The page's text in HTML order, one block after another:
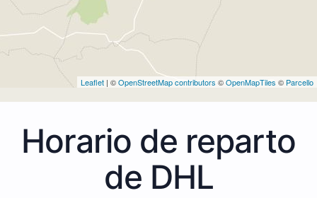
Leaflet | ©OpenStreetMap contributors ©OpenMapTiles © Parcello
Horario de reparto
de DHL